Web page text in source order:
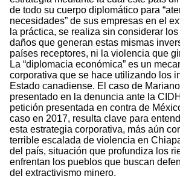
de todo su cuerpo diplomático para
necesidades” de sus empresas en el
la práctica, se realiza sin considerar
daños que generan estas mismas
países receptores, ni la violencia que
La “diplomacia económica” es un
corporativa que se hace utilizando los
Estado canadiense. El caso de
presentado en la denuncia ante la
petición presentada en contra de
caso en 2017, resulta clave para
esta estrategia corporativa, más aún
terrible escalada de violencia en
del país, situación que profundiza los
enfrentan los pueblos que buscan
del extractivismo minero.